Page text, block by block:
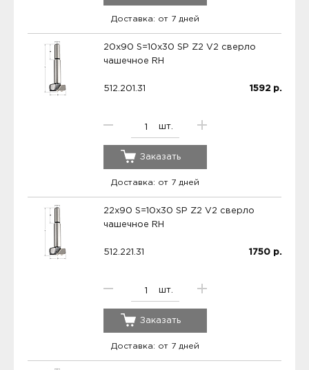
Доставка: от 7 дней
20x90 S=10x30 SP Z2 V2 сверло
чашечное RH
512.201.31
шт.
1592 р.
Заказать
Доставка: от 7 дней
22x90 S=10x30 SP Z2 V2 сверло
чашечное RH
512.221.31
шт.
1750 р.
Заказать
Доставка: от 7 дней